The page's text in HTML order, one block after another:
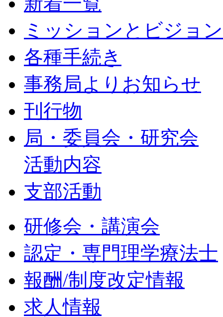
ミッションとビジョン
各種手続き
事務局よりお知らせ
刊行物
局・委員会・研究会
活動内容
支部活動
研修会・講演会
認定・専門理学療法士
報酬/制度改定情報
求人情報